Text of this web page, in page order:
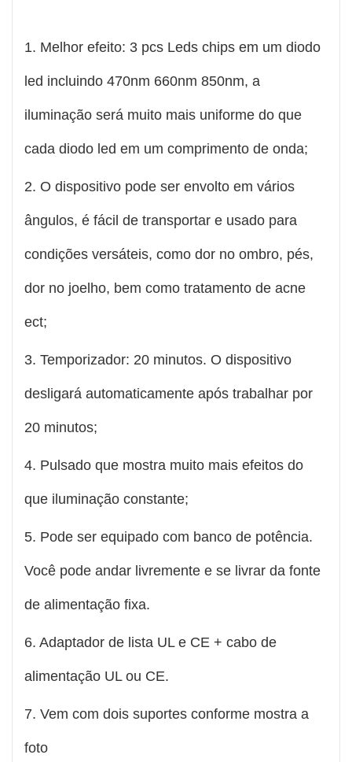
1. Melhor efeito: 3 pcs Leds chips em um diodo
led incluindo 470nm 660nm 850nm, a
iluminação será muito mais uniforme do que
cada diodo led em um comprimento de onda;
2. O dispositivo pode ser envolto em vários
ângulos, é fácil de transportar e usado para
condições versáteis, como dor no ombro, pés,
dor no joelho, bem como tratamento de acne
ect;
3. Temporizador: 20 minutos. O dispositivo
desligará automaticamente após trabalhar por
20 minutos;
4. Pulsado que mostra muito mais efeitos do
que iluminação constante;
5. Pode ser equipado com banco de potência.
Você pode andar livremente e se livrar da fonte
de alimentação fixa.
6. Adaptador de lista UL e CE + cabo de
alimentação UL ou CE.
7. Vem com dois suportes conforme mostra a
foto